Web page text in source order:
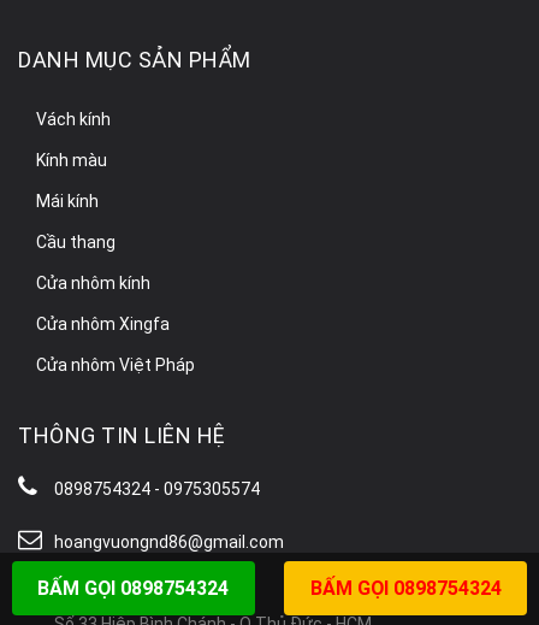
DANH MỤC SẢN PHẨM
Vách kính
Kính màu
Mái kính
Cầu thang
Cửa nhôm kính
Cửa nhôm Xingfa
Cửa nhôm Việt Pháp
THÔNG TIN LIÊN HỆ
0898754324 - 0975305574
hoangvuongnd86@gmail.com
BÁO GIÁ KÍNH
BẤM GỌI 0898754324 BẤM GỌI 0898754324